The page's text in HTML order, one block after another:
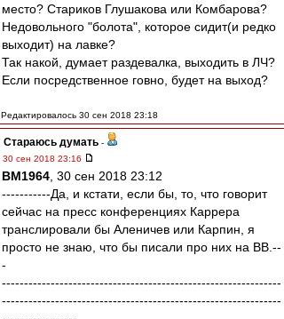
место? Стариков Глушакова или Комбарова?
Недовольного "болота", которое сидит(и редко
выходит) на лавке?
Так накой, думает раздевалка, выходить в ЛЧ?
Если посредственное говно, будет на выход?
Редактировалось 30 сен 2018 23:18
Стараюсь думать -
30 сен 2018 23:16
BM1964 , 30 сен 2018 23:12
-----------Да, и кстати, если бы, то, что говорит
сейчас на пресс конференциях Каррера
транслировали бы Аленичев или Карпин, я
просто не знаю, что бы писали про них на ВВ.--
-
---------------------------------------------------------------
---------------------------------------------------------------